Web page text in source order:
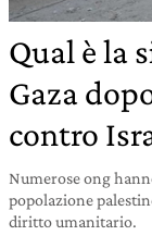
Qual è la
Gaza
contro
Numerose ong
popolazione
diritto umanitario.